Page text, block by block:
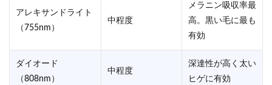
アレキサンドライト
（755nm）
中程度
メラニン吸収率最
高。黒い毛に最も
有効
ダイオード
（808nm）
中程度
深達性が高く太い
ヒゲに有効